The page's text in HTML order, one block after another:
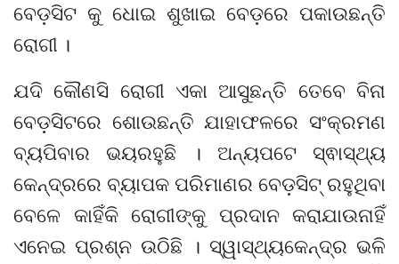
ବେଡ଼ସିଟ କୁ ଧୋଇ ଶୁଖାଇ ବେଡ଼ରେ ପକାଉଛନ୍ତି
ରୋଗୀ ।
ଯଦି କୌଣସି ରୋଗୀ ଏକା ଆସୁଛନ୍ତି ତେବେ ବିନା
ବେଡ଼ସିଟରେ ଶୋଉଛନ୍ତି ଯାହାଫଳରେ ସଂକ୍ରମଣ
ବ୍ୟପିବାର ଭୟରହୁଛି । ଅନ୍ୟପଟେ ସ୍ଵାସ୍ଥ୍ୟ
କେନ୍ଦ୍ରରେ ବ୍ୟାପକ ପରିମାଣର ବେଡ଼ସିଟ୍ ରହୁଥିବା
ବେଳେ କାହିଁକି ରୋଗୀଙ୍କୁ ପ୍ରଦାନ କରାଯାଉନାହିଁ
ଏନେଇ ପ୍ରଶ୍ନ ଉଠିଛି । ସ୍ୱାସ୍ଥ୍ୟକେନ୍ଦ୍ର ଭଳି